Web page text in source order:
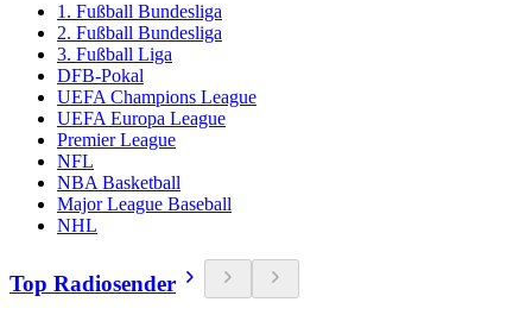
1. Fußball Bundesliga
2. Fußball Bundesliga
3. Fußball Liga
DFB-Pokal
UEFA Champions League
UEFA Europa League
Premier League
NFL
NBA Basketball
Major League Baseball
NHL
Top Radiosender